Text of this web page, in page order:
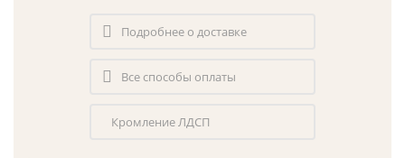
Подробнее о доставке
Все способы оплаты
Кромление ЛДСП